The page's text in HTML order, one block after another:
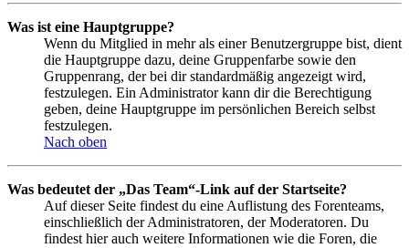
Was ist eine Hauptgruppe?
Wenn du Mitglied in mehr als einer Benutzergruppe bist, dient
die Hauptgruppe dazu, deine Gruppenfarbe sowie den
Gruppenrang, der bei dir standardmäßig angezeigt wird,
festzulegen. Ein Administrator kann dir die Berechtigung
geben, deine Hauptgruppe im persönlichen Bereich selbst
festzulegen.
Nach oben
Was bedeutet der „Das Team“-Link auf der Startseite?
Auf dieser Seite findest du eine Auflistung des Forenteams,
einschließlich der Administratoren, der Moderatoren. Du
findest hier auch weitere Informationen wie die Foren, die